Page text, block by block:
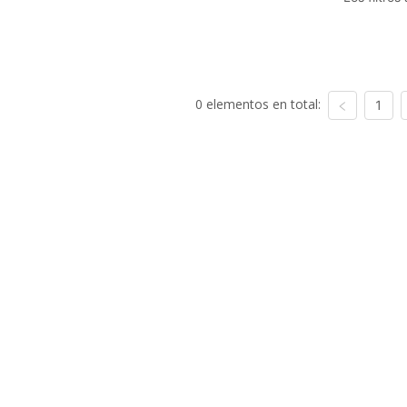
0 elementos en total: 1